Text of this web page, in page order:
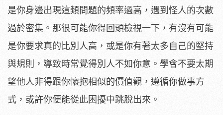
是你身邊出現這類問題的頻率過高，遇到怪人的次數
過於密集。那很可能你得回頭檢視一下，有沒有可能
是你要求真的比別人高，或是你有著太多自己的堅持
與規則，導致時常覺得別人不如你意。學會不要太期
望他人非得跟你懷抱相似的價值觀，遵循你做事方
式，或許你便能從此困擾中跳脫出來。